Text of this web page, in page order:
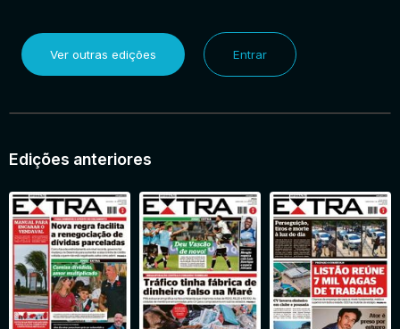
Ver outras edições Entrar
Edições anteriores